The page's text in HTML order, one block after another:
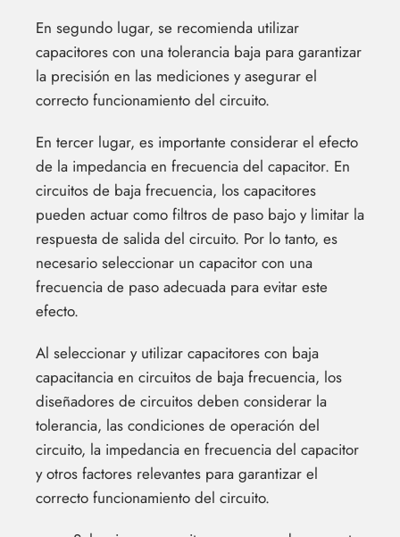
En segundo lugar, se recomienda utilizar
capacitores con una tolerancia baja para garantizar
la precisión en las mediciones y asegurar el
correcto funcionamiento del circuito.
En tercer lugar, es importante considerar el efecto
de la impedancia en frecuencia del capacitor. En
circuitos de baja frecuencia, los capacitores
pueden actuar como filtros de paso bajo y limitar la
respuesta de salida del circuito. Por lo tanto, es
necesario seleccionar un capacitor con una
frecuencia de paso adecuada para evitar este
efecto.
Al seleccionar y utilizar capacitores con baja
capacitancia en circuitos de baja frecuencia, los
diseñadores de circuitos deben considerar la
tolerancia, las condiciones de operación del
circuito, la impedancia en frecuencia del capacitor
y otros factores relevantes para garantizar el
correcto funcionamiento del circuito.